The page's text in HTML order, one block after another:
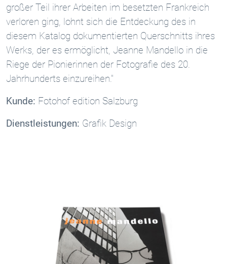
großer Teil ihrer Arbeiten im besetzten Frankreich
verloren ging, lohnt sich die Entdeckung des in
diesem Katalog dokumentierten Querschnitts ihres
Werks, der es ermöglicht, Jeanne Mandello in die
Riege der Pionierinnen der Fotografie des 20.
Jahrhunderts einzureihen."
Kunde: Fotohof edition Salzburg
Dienstleistungen: Grafik Design